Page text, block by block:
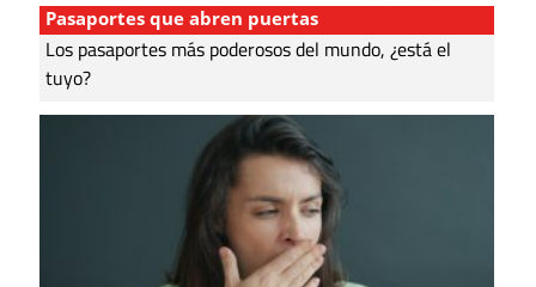
Pasaportes que abren puertas
Los pasaportes más poderosos del mundo, ¿está el
tuyo?